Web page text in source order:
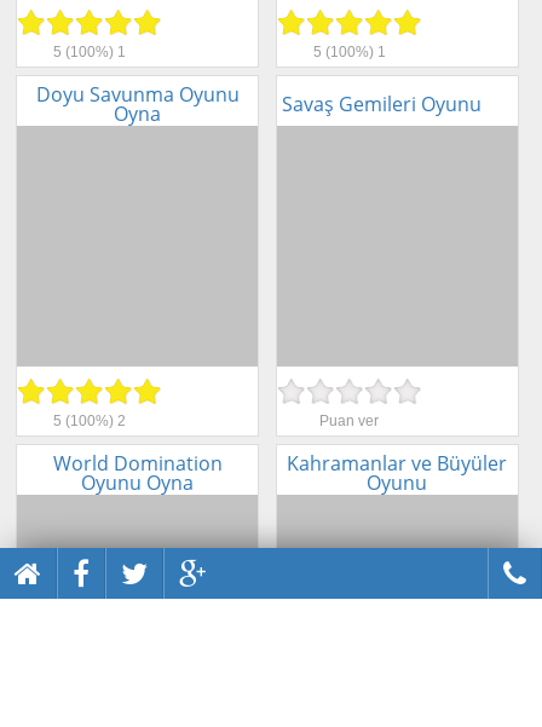
5 (100%) 1 5 (100%) 1
Doyu Savunma Oyunu
Oyna
5 (100%)2
Savaş Gemileri Oyunu
Puan ver
World Domination
Oyunu Oyna
Kahramanlar ve Büyüler
Oyunu